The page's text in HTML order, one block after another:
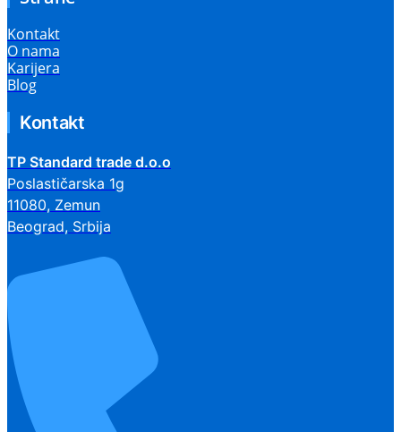
Kontakt
O nama
Karijera
Blog
Kontakt
TP Standard trade d.o.o
Poslastičarska 1g
11080, Zemun
Beograd, Srbija